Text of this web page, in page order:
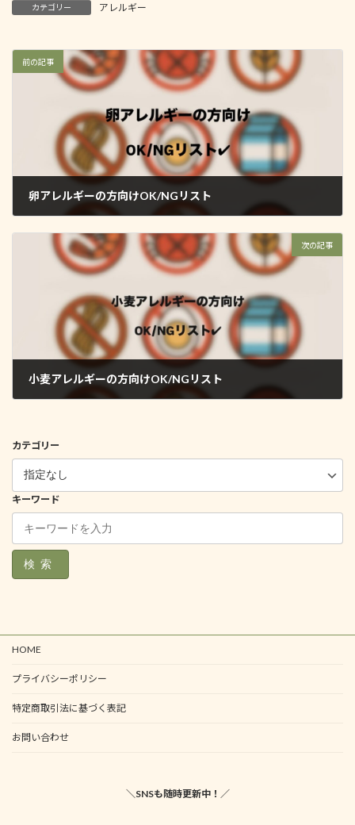
カテゴリー アレルギー
前の記事
卵アレルギーの方向けOK/NGリスト
次の記事
小麦アレルギーの方向けOK/NGリスト
カテゴリー
キーワード
検索
HOME
プライバシーポリシー
特定商取引法に基づく表記
お問い合わせ
＼SNSも随時更新中！／